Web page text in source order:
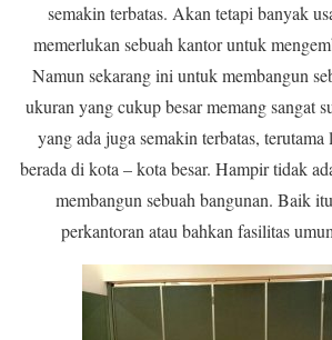
semakin terbatas. Akan tetapi banyak
memerlukan sebuah kantor untuk
Namun sekarang ini untuk membangun
ukuran yang cukup besar memang sangat
yang ada juga semakin terbatas,
berada di kota – kota besar. Hampir tidak
membangun sebuah bangunan. Baik
perkantoran atau bahkan fasilitas